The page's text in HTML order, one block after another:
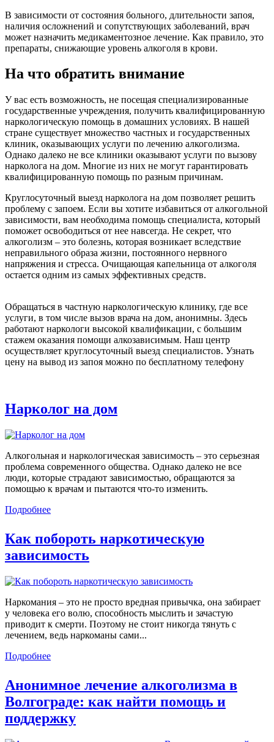
В зависимости от состояния больного, длительности запоя,
наличия осложнений и сопутствующих заболеваний, врач
может назначить медикаментозное лечение. Как правило, это
препараты, снижающие уровень алкоголя в крови.
На что обратить внимание
У вас есть возможность, не посещая специализированные
государственные учреждения, получить квалифицированную
наркологическую помощь в домашних условиях. В нашей
стране существует множество частных и государственных
клиник, оказывающих услуги по лечению алкоголизма.
Однако далеко не все клиники оказывают услуги по вызову
нарколога на дом. Многие из них не могут гарантировать
квалифицированную помощь по разным причинам.
Круглосуточный выезд нарколога на дом позволяет решить
проблему с запоем. Если вы хотите избавиться от алкогольной
зависимости, вам необходима помощь специалиста, который
поможет освободиться от нее навсегда. Не секрет, что
алкоголизм – это болезнь, которая возникает вследствие
неправильного образа жизни, постоянного нервного
напряжения и стресса. Очищающая капельница от алкоголя
остается одним из самых эффективных средств.
Обращаться в частную наркологическую клинику, где все
услуги, в том числе вызов врача на дом, анонимны. Здесь
работают наркологи высокой квалификации, с большим
стажем оказания помощи алкозависимым. Наш центр
осуществляет круглосуточный выезд специалистов. Узнать
цену на вывод из запоя можно по бесплатному телефону
Нарколог на дом
Алкогольная и наркологическая зависимость – это серьезная
проблема современного общества. Однако далеко не все
люди, которые страдают зависимостью, обращаются за
помощью к врачам и пытаются что-то изменить.
Подробнее
Как побороть наркотическую
зависимость
Наркомания – это не просто вредная привычка, она забирает
у человека его волю, способность мыслить и зачастую
приводит к смерти. Поэтому не стоит никогда тянуть с
лечением, ведь наркоманы сами...
Подробнее
Анонимное лечение алкоголизма в
Волгограде: как найти помощь и
поддержку